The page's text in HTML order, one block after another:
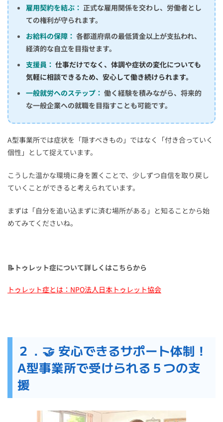
雇用契約を結ぶ： 正式な雇用関係を交わし、労働者とし
ての権利が守られます。
お給料の保障： 各都道府県の最低賃金以上が支払われ、
経済的な自立を目指せます。
支援員： 仕事だけでなく、体調や症状の変化についても
気軽に相談できるため、安心して働き続けられます。
一般就労へのステップ： 働く経験を積みながら、将来的
な一般企業への就職を目指すことも可能です。
A型事業所では症状を「隠すべきもの」ではなく「付き合っていく
個性」として捉えています。
こうした温かな環境に身を置くことで、少しずつ自信を取り戻し
ていくことができると考えられています。
まずは「自分を追い込まずに済む場所がある」と知ることから始
めてみてくださいね。
📝トゥレット症について詳しくはこちらから
トゥレット症とは：NPO法人日本トゥレット協会
２．🤝 安心できるサポート体制！
A型事業所で受けられる５つの支
援